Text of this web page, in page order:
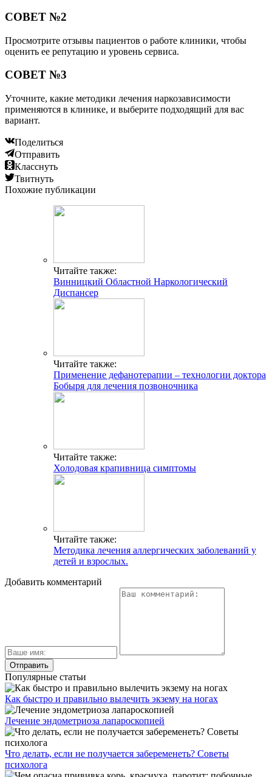
СОВЕТ №2
Просмотрите отзывы пациентов о работе клиники, чтобы
оценить ее репутацию и уровень сервиса.
СОВЕТ №3
Уточните, какие методики лечения наркозависимости
применяются в клинике, и выберите подходящий для вас
вариант.
Поделиться
Отправить
Класснуть
Твитнуть
Похожие публикации
Читайте также:
Винницкий Областной Наркологический
Диспансер
Читайте также:
Применение дефанотерапии – технологии доктора
Бобыря для лечения позвоночника
Читайте также:
Холодовая крапивница симптомы
Читайте также:
Методика лечения аллергических заболеваний у
детей и взрослых.
Добавить комментарий
Популярные статьи
Как быстро и правильно вылечить экзему на ногах
Лечение эндометриоза лапароскопией
Что делать, если не получается забеременеть? Советы
психолога